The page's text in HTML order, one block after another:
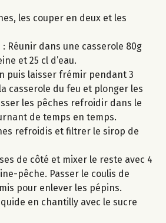
les couper en deux et les
Réunir dans une casserole 80g
et 25 cl d’eau.
puis laisser frémir pendant 3
casserole du feu et plonger les
les pêches refroidir dans le
de temps en temps.
refroidis et filtrer le sirop de
de côté et mixer le reste avec 4
pêche. Passer le coulis de
pour enlever les pépins.
en chantilly avec le sucre